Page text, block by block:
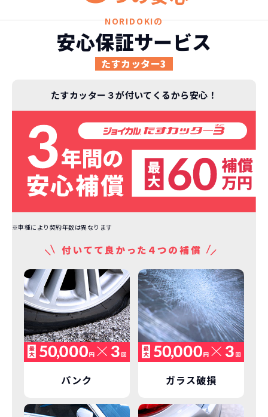
頭金不要で超低価格！憧れのクルマが手軽に乗れ
ます！
安さの秘密
高残価設定を実現！
ジョイカルジャパンが今まで培ってきた
日本全国・世界中の流通ネットワークと
価設定」を実現しました。
また特定の車両に絞ることによりこの価
格設定が可能となりました。
に新車なので故障の心配がありませんし、急なラ
イフスタイルの変化にも対応が可能です。
故障リスクが非常に低い
3年以内の契約なので、故障リスクが非常
に少なくなります。例え故障してもメーカ
ー保証があるから安心です。
契約リスクが少ない
ライフスタイルに合わせたお車の選択が
できます。急な引っ越し、転勤、家族が増
た車を選べるっていいとおもいません
金など一切不要！月々「定額料金」をお支払い
いただくだけでご利用いただけます。
新車購入時の税金や
諸費用などが不要
ります。
これらの費用がコミコミの料金です。
継続的にかかる費用が
NORIDOKIの
安心保証サービス
たすカッター3
たすカッター３が付いてくるから安心！
※車種により契約年数は異なります
パンク ガラス破損